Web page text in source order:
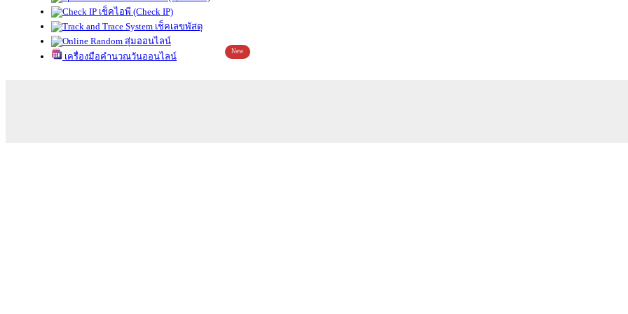
เช็คไอพี (Check IP)
เช็คเลขพัสดุ
สุ่มออนไลน์
เครื่องมือคำนวณวันออนไลน์
New